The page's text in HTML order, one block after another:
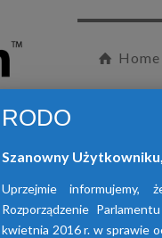
Home
RODO
Szanowny
Uprzejmie
Rozporządzenie
kwietnia 2016 r. w sprawie